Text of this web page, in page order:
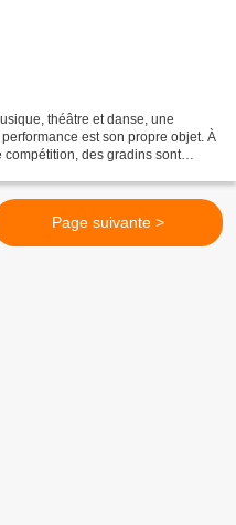
théâtre et danse, une
est son propre objet. À
des gradins sont
Page suivante >